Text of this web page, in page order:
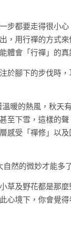
步都要走得很小
，用行禪的方式來
體會「行禪」的真
於腳下的步伐時
暖的熱風，秋天
至下雪，這樣的
感受「禪修」以及
然的微妙才能多
草及野花都是那麼
心境下，你會覺得